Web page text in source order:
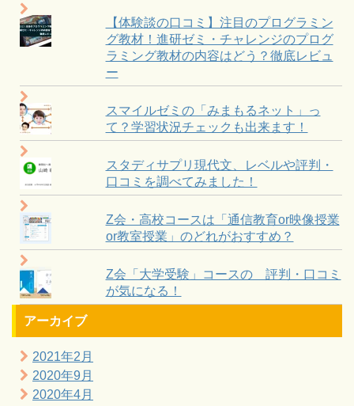
【体験談の口コミ】注目のプログラミン
グ教材！進研ゼミ・チャレンジのプログ
ラミング教材の内容はどう？徹底レビュ
ー
スマイルゼミの「みまもるネット」っ
て？学習状況チェックも出来ます！
スタディサプリ現代文、レベルや評判・
口コミを調べてみました！
Z会・高校コースは「通信教育or映像授業
or教室授業」のどれがおすすめ？
Z会「大学受験」コースの 評判・口コミ
が気になる！
アーカイブ
2021年2月
2020年9月
2020年4月